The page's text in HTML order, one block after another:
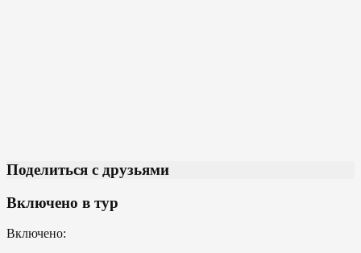
Поделиться с друзьями
Включено в тур
Включено: